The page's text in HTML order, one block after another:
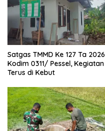
Satgas TMMD Ke 127 Ta 2026
Kodim 0311/ Pessel, Kegiatan
Terus di Kebut